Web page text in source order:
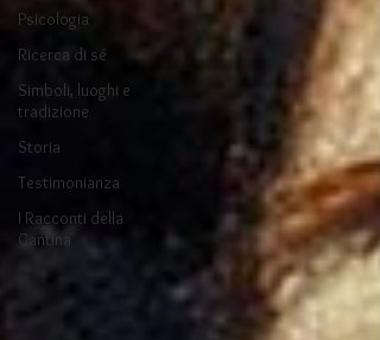
Psicologia
Ricerca di sé
Simboli, luoghi e
tradizione
Storia
Testimonianza
I Racconti della
Cantina